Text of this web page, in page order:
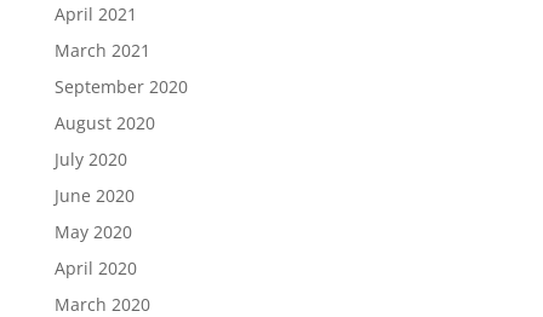
April 2021
March 2021
September 2020
August 2020
July 2020
June 2020
May 2020
April 2020
March 2020